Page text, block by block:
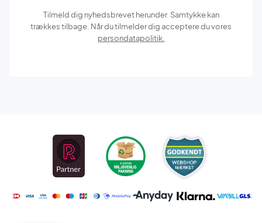
Tilmeld dig nyhedsbrevet herunder. Samtykke kan
trækkes tilbage. Når du tilmelder dig acceptere du vores
persondatapolitik.